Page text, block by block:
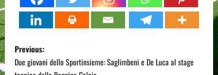
P
o
Previous:
Due giovani dello Sportinsieme: Saglimbeni e De Luca al stage